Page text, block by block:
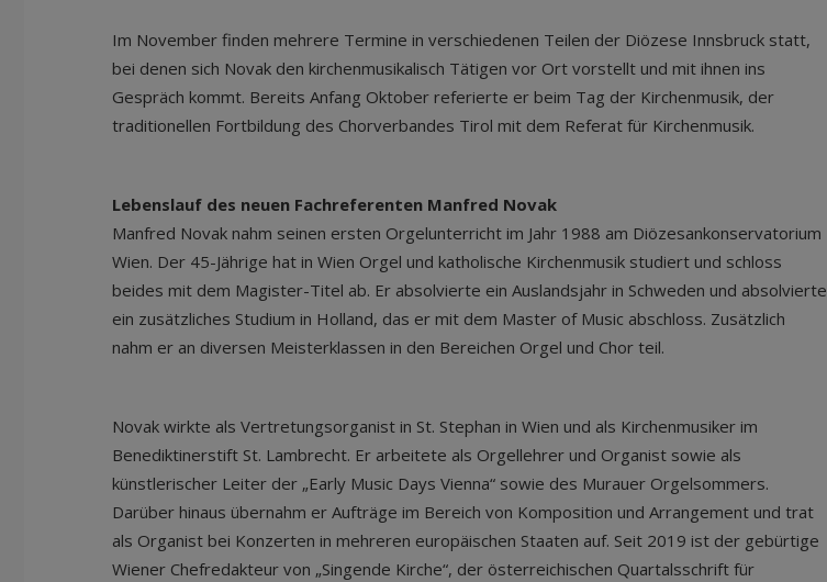
Im November finden mehrere Termine in verschiedenen Teilen der Diözese Innsbruck statt,
bei denen sich Novak den kirchenmusikalisch Tätigen vor Ort vorstellt und mit ihnen ins
Gespräch kommt. Bereits Anfang Oktober referierte er beim Tag der Kirchenmusik, der
traditionellen Fortbildung des Chorverbandes Tirol mit dem Referat für Kirchenmusik.
Lebenslauf des neuen Fachreferenten Manfred Novak
Manfred Novak nahm seinen ersten Orgelunterricht im Jahr 1988 am Diözesankonservatorium
Wien. Der 45-Jährige hat in Wien Orgel und katholische Kirchenmusik studiert und schloss
beides mit dem Magister-Titel ab. Er absolvierte ein Auslandsjahr in Schweden und absolvierte
ein zusätzliches Studium in Holland, das er mit dem Master of Music abschloss. Zusätzlich
nahm er an diversen Meisterklassen in den Bereichen Orgel und Chor teil.
Novak wirkte als Vertretungsorganist in St. Stephan in Wien und als Kirchenmusiker im
Benediktinerstift St. Lambrecht. Er arbeitete als Orgellehrer und Organist sowie als
künstlerischer Leiter der „Early Music Days Vienna“ sowie des Murauer Orgelsommers.
Darüber hinaus übernahm er Aufträge im Bereich von Komposition und Arrangement und trat
als Organist bei Konzerten in mehreren europäischen Staaten auf. Seit 2019 ist der gebürtige
Wiener Chefredakteur von „Singende Kirche“, der österreichischen Quartalsschrift für